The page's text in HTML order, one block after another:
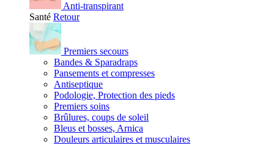
Anti-transpirant
Santé Retour
Premiers secours
Bandes & Sparadraps
Pansements et compresses
Antiseptique
Podologie, Protection des pieds
Premiers soins
Brûlures, coups de soleil
Bleus et bosses, Arnica
Douleurs articulaires et musculaires